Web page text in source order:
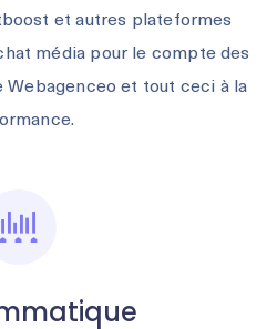
et autres plateformes
média pour le compte des
Webagenceo et tout ceci à la